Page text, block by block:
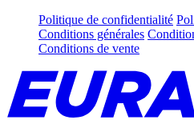
Politique de confidentialité
Conditions générales
Conditions de vente